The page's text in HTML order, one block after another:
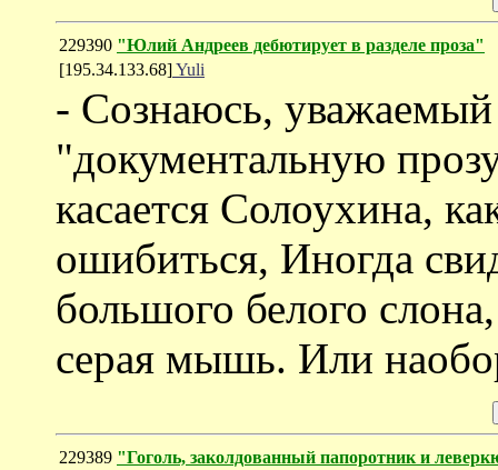
229390 "Юлий Андреев дебютирует в разделе проза"
[195.34.133.68]Yuli
- Сознаюсь,
"документальную
касается Солоухина,
ошибиться, Иногда
большого белого
серая мышь. Или
229389 "Гоголь, заколдованный папоротник и